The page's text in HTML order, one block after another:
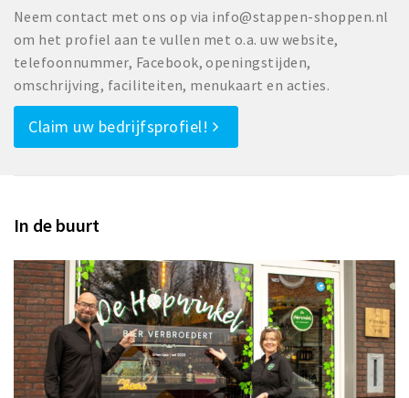
Neem contact met ons op via info@stappen-shoppen.nl
om het profiel aan te vullen met o.a. uw website,
telefoonnummer, Facebook, openingstijden,
omschrijving, faciliteiten, menukaart en acties.
Claim uw bedrijfsprofiel!
In de buurt